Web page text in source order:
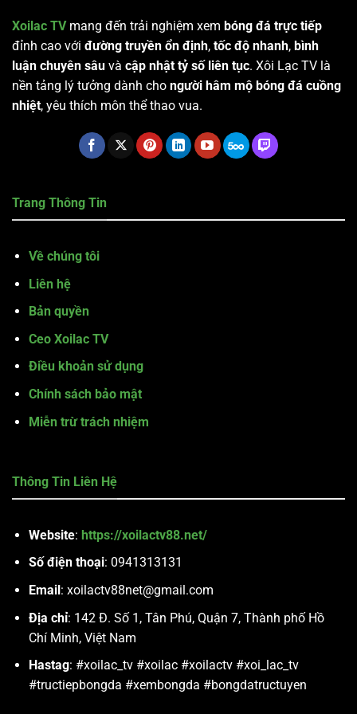
Xoilac TVmang đến trải nghiệm xem bóng đá trực tiếp
đỉnh cao với đường truyền ổn định, tốc độ nhanh, bình
luận chuyên sâu và cập nhật tỷ số liên tục. Xôi Lạc TV là
nền tảng lý tưởng dành cho người hâm mộ bóng đá cuồng
nhiệt, yêu thích môn thể thao vua.
Trang Thông Tin
Về chúng tôi
Liên hệ
Bản quyền
Ceo Xoilac TV
Điều khoản sử dụng
Chính sách bảo mật
Miễn trừ trách nhiệm
Thông Tin Liên Hệ
Website: https://xoilactv88.net/
Số điện thoại: 0941313131
Email: xoilactv88net@gmail.com
Địa chỉ: 142 Đ. Số 1, Tân Phú, Quận 7, Thành phố Hồ
Chí Minh, Việt Nam
Hastag: #xoilac_tv #xoilac #xoilactv #xoi_lac_tv
#tructiepbongda #xembongda #bongdatructuyen